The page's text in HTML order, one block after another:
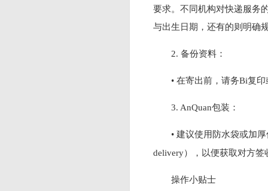
要求。不同机构对快递服务
与出生日期，还有的则明确
2. 备份资料：
• 在寄出前，请务Bi复
3. AnQuan包装：
• 建议使用防水袋或加
delivery），以便获取对方签
操作小贴士